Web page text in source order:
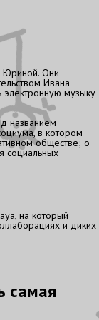
Юриной. Они
Ивана
музыку
названием
в котором
обществе; о
социальных
на который
и диких
самая